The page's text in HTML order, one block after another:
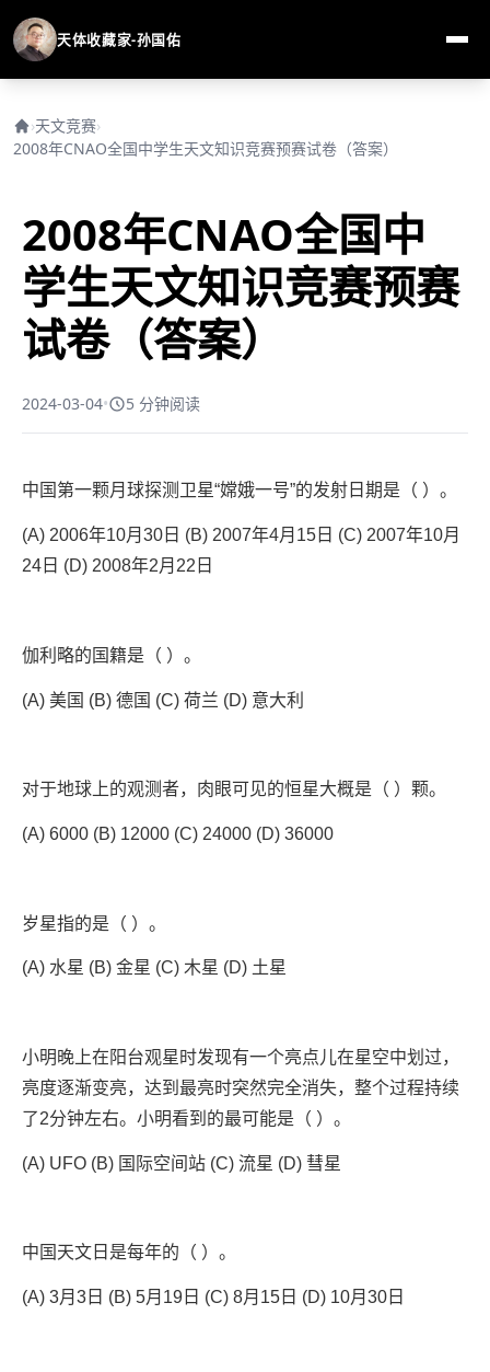
天体收藏家-孙国佑
›天文竞赛›
2008年CNAO全国中学生天文知识竞赛预赛试卷（答案）
2008年CNAO全国中
学生天文知识竞赛预赛
试卷（答案）
2024-03-04• 5 分钟阅读
中国第一颗月球探测卫星“嫦娥一号”的发射日期是（ ）。
(A) 2006年10月30日 (B) 2007年4月15日 (C) 2007年10月
24日 (D) 2008年2月22日
伽利略的国籍是（ ）。
(A) 美国 (B) 德国 (C) 荷兰 (D) 意大利
对于地球上的观测者，肉眼可见的恒星大概是（ ）颗。
(A) 6000 (B) 12000 (C) 24000 (D) 36000
岁星指的是（ ）。
(A) 水星 (B) 金星 (C) 木星 (D) 土星
小明晚上在阳台观星时发现有一个亮点儿在星空中划过，
亮度逐渐变亮，达到最亮时突然完全消失，整个过程持续
了2分钟左右。小明看到的最可能是（ ）。
(A) UFO (B) 国际空间站 (C) 流星 (D) 彗星
中国天文日是每年的（ ）。
(A) 3月3日 (B) 5月19日 (C) 8月15日 (D) 10月30日